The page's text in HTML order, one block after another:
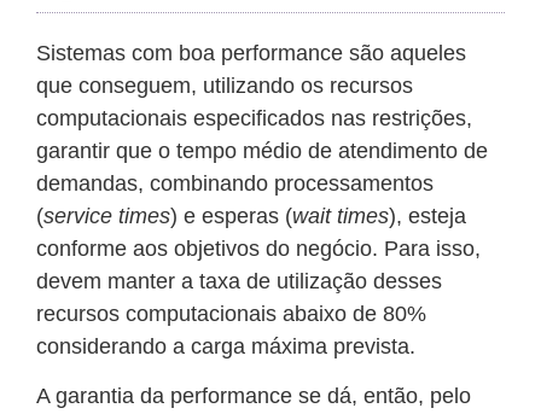
Sistemas com boa performance são aqueles
que conseguem, utilizando os recursos
computacionais especificados nas restrições,
garantir que o tempo médio de atendimento de
demandas, combinando processamentos
(service times) e esperas (wait times), esteja
conforme aos objetivos do negócio. Para isso,
devem manter a taxa de utilização desses
recursos computacionais abaixo de 80%
considerando a carga máxima prevista.
A garantia da performance se dá, então, pelo